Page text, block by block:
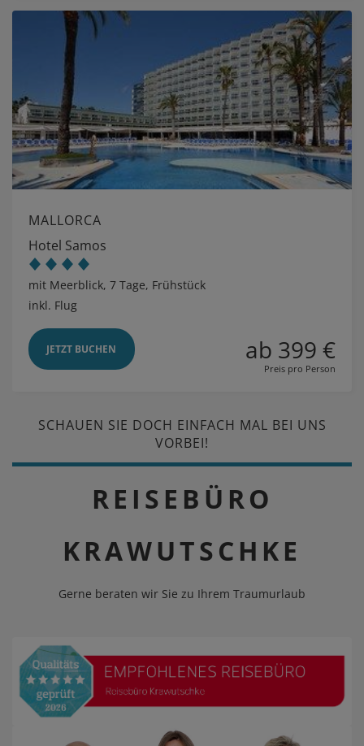
MALLORCA
Hotel Samos
mit Meerblick, 7 Tage, Frühstück
inkl. Flug
JETZT BUCHEN ab 399 €
Preis pro Person
SCHAUEN SIE DOCH EINFACH MAL BEI UNS
VORBEI!
REISEBÜRO
KRAWUTSCHKE
Gerne beraten wir Sie zu Ihrem Traumurlaub